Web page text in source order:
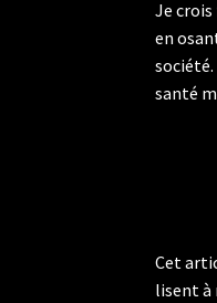
Je
en
santé
Cet
lisent à